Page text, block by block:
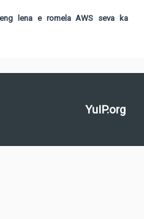
lena e romela AWS seva ka
YuIP.org